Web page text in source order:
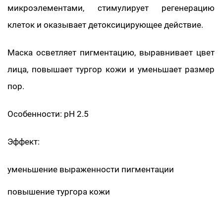
микроэлементами, стимулирует регенерацию
клеток и оказывает детоксицирующее действие.
Маска осветляет пигментацию, выравнивает цвет
лица, повышает тургор кожи и уменьшает размер
пор.
Особенности: pH 2.5
Эффект:
уменьшение выраженности пигментации
повышение тургора кожи